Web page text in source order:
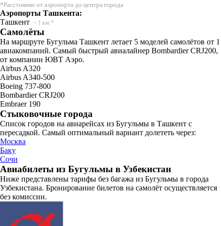
*Расстояние от аэропорта до центра города
Аэропорты Ташкента:
Ташкент ~ 1 км.*
Самолёты
На маршруте Бугульма Ташкент летает 5 моделей самолётов от 1
авиакомпаний. Самый быстрый авиалайнер Bombardier CRJ200,
от компании ЮВТ Аэро.
Airbus A320
Airbus A340-500
Boeing 737-800
Bombardier CRJ200
Embraer 190
Стыковочные города
Список городов на авиарейсах из Бугульмы в Ташкент с
пересадкой. Самый оптимальный вариант долететь через:
Москва
Баку
Сочи
Авиабилеты из Бугульмы в Узбекистан
Ниже представлены тарифы без багажа из Бугульмы в города
Узбекистана. Бронирование билетов на самолёт осуществляется
без комиссии.